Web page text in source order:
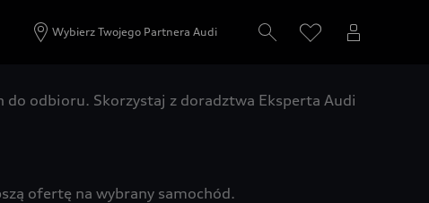
Wybierz Twojego Partnera Audi
odbioru. Skorzystaj z doradztwa Eksperta Audi
ofertę na wybrany samochód.